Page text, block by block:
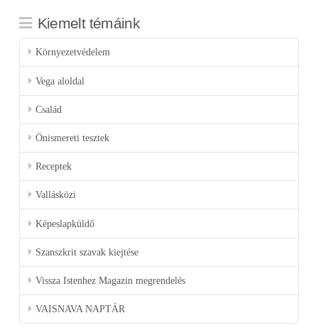
Kiemelt témáink
Környezetvédelem
Vega aloldal
Család
Önismereti tesztek
Receptek
Vallásközi
Képeslapküldő
Szanszkrit szavak kiejtése
Vissza Istenhez Magazin megrendelés
VAISNAVA NAPTÁR